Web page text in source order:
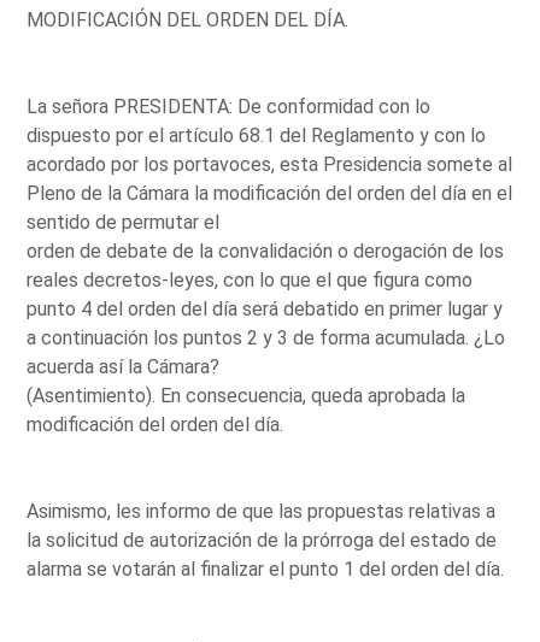
MODIFICACIÓN DEL ORDEN DEL DÍA.
La señora PRESIDENTA: De conformidad con lo
dispuesto por el artículo 68.1 del Reglamento y con lo
acordado por los portavoces, esta Presidencia somete al
Pleno de la Cámara la modificación del orden del día en el
sentido de permutar el
orden de debate de la convalidación o derogación de los
reales decretos-leyes, con lo que el que figura como
punto 4 del orden del día será debatido en primer lugar y
a continuación los puntos 2 y 3 de forma acumulada. ¿Lo
acuerda así la Cámara?
(Asentimiento). En consecuencia, queda aprobada la
modificación del orden del día.
Asimismo, les informo de que las propuestas relativas a
la solicitud de autorización de la prórroga del estado de
alarma se votarán al finalizar el punto 1 del orden del día.